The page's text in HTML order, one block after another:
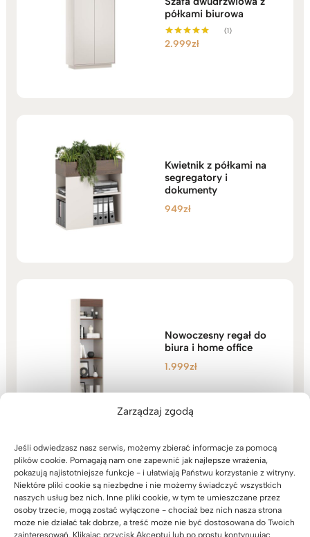
Zarządzaj zgodą
Jeśli odwiedzasz nasz serwis, możemy zbierać informacje za pomocą
plików cookie. Pomagają nam one zapewnić jak najlepsze wrażenia,
pokazują najistotniejsze funkcje - i ułatwiają Państwu korzystanie z witryny.
Niektóre pliki cookie są niezbędne i nie możemy świadczyć wszystkich
naszych usług bez nich. Inne pliki cookie, w tym te umieszczane przez
osoby trzecie, mogą zostać wyłączone - chociaż bez nich nasza strona
może nie działać tak dobrze, a treść może nie być dostosowana do Twoich
zainteresowań. Klikając przycisk Akceptuj lub po prostu kontynuując
półkami biurowa
Oceniono
(1)
2.999zł
Kwietnik z półkami na
segregatory i
dokumenty
949zł
Nowoczesny regał do
biura i home office
1.999zł
Zaufali nam